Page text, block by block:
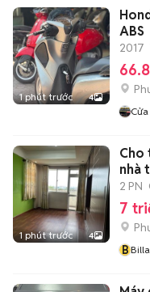
1 phút trước 4
ABS
2017
1 phút trước 4
Cho
nhà
2 PN
7
B